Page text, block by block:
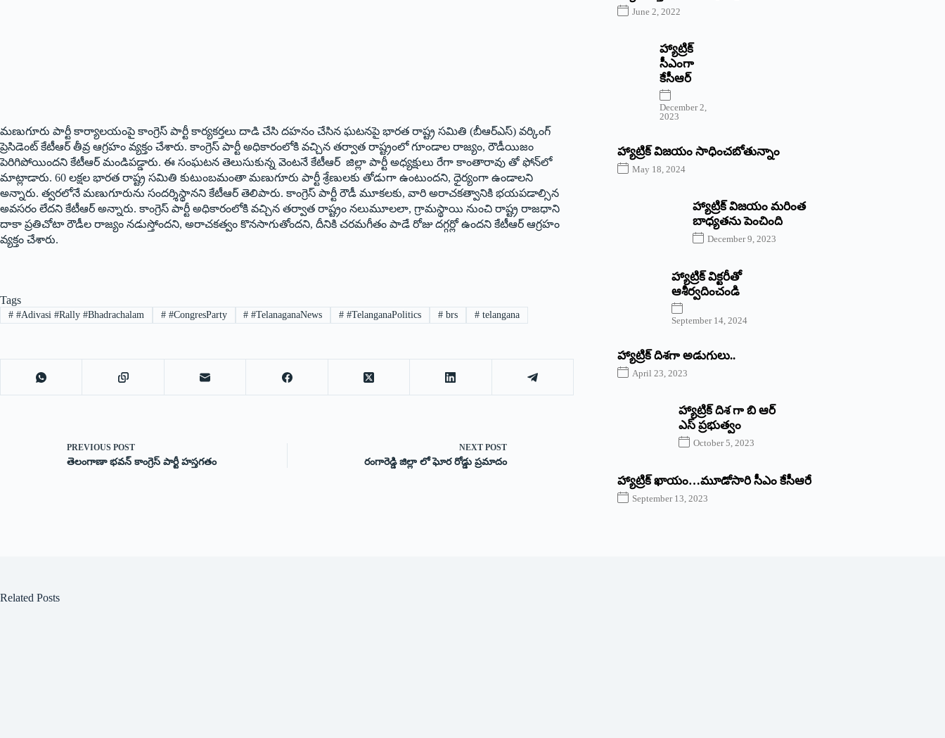
మణుగూరు పార్టీ కార్యాలయంపై కాంగ్రెస్ పార్టీ కార్యకర్తలు దాడి చేసి దహనం చేసిన ఘటనపై భారత రాష్ట్ర సమితి (బీఆర్‌ఎస్) వర్కింగ్
ప్రెసిడెంట్ కేటీఆర్ తీవ్ర ఆగ్రహం వ్యక్తం చేశారు. కాంగ్రెస్ పార్టీ అధికారంలోకి వచ్చిన తర్వాత రాష్ట్రంలో గూండాల రాజ్యం, రౌడీయిజం
పెరిగిపోయిందని కేటీఆర్ మండిపడ్డారు. ఈ సంఘటన తెలుసుకున్న వెంటనే కేటీఆర్ జిల్లా పార్టీ అధ్యక్షులు రేగా కాంతారావు తో ఫోన్‌లో
మాట్లాడారు. 60 లక్షల భారత రాష్ట్ర సమితి కుటుంబమంతా మణుగూరు పార్టీ శ్రేణులకు తోడుగా ఉంటుందని, ధైర్యంగా ఉండాలని
అన్నారు. త్వరలోనే మణుగూరును సందర్శిస్థానని కేటీఆర్ తెలిపారు. కాంగ్రెస్ పార్టీ రౌడీ మూకలకు, వారి అరాచకత్వానికి భయపడాల్సిన
అవసరం లేదని కేటీఆర్ అన్నారు. కాంగ్రెస్ పార్టీ అధికారంలోకి వచ్చిన తర్వాత రాష్ట్రం నలుమూలలా, గ్రామస్థాయి నుంచి రాష్ట్ర రాజధాని
దాకా ప్రతిచోటా రౌడీల రాజ్యం నడుస్తోందని, అరాచకత్వం కొనసాగుతోందని, దీనికి చరమగీతం పాడే రోజు దగ్గర్లో ఉందని కేటీఆర్ ఆగ్రహం
వ్యక్తం చేశారు.
Tags
##Adivasi #Rally #Bhadrachalam ##CongresParty # #TelanaganaNews # #TelanganaPolitics # brs #telangana
PREVIOUS POST
తెలంగాణా భవన్ కాంగ్రెస్ పార్టీ హస్తగతం
NEXTPOST
రంగారెడ్డి జిల్లా లో ఘోర రోడ్డు ప్రమాదం
June 2, 2022
హ్యాట్రిక్‌
‌సీఎంగా
కేసీఆర్‌
December 2,
2023
హ్యాట్రిక్‌ విజయం సాధించబోతున్నాం
May 18, 2024
హ్యాట్రిక్ విజయం మరింత
బాధ్యతను పెంచింది
December 9, 2023
హ్యాట్రిక్‌ ‌విక్టరీతో
ఆశీర్వదించండి
September 14, 2024
‌హ్యాట్రిక్‌ ‌దిశగా అడుగులు..
April 23, 2023
హ్యాట్రిక్ దిశ గా బి ఆర్
ఎస్ ప్రభుత్వం
October 5, 2023
హ్యాట్రిక్‌ ‌ఖాయం…మూడోసారి సీఎం కేసీఆరే
September 13, 2023
Related Posts